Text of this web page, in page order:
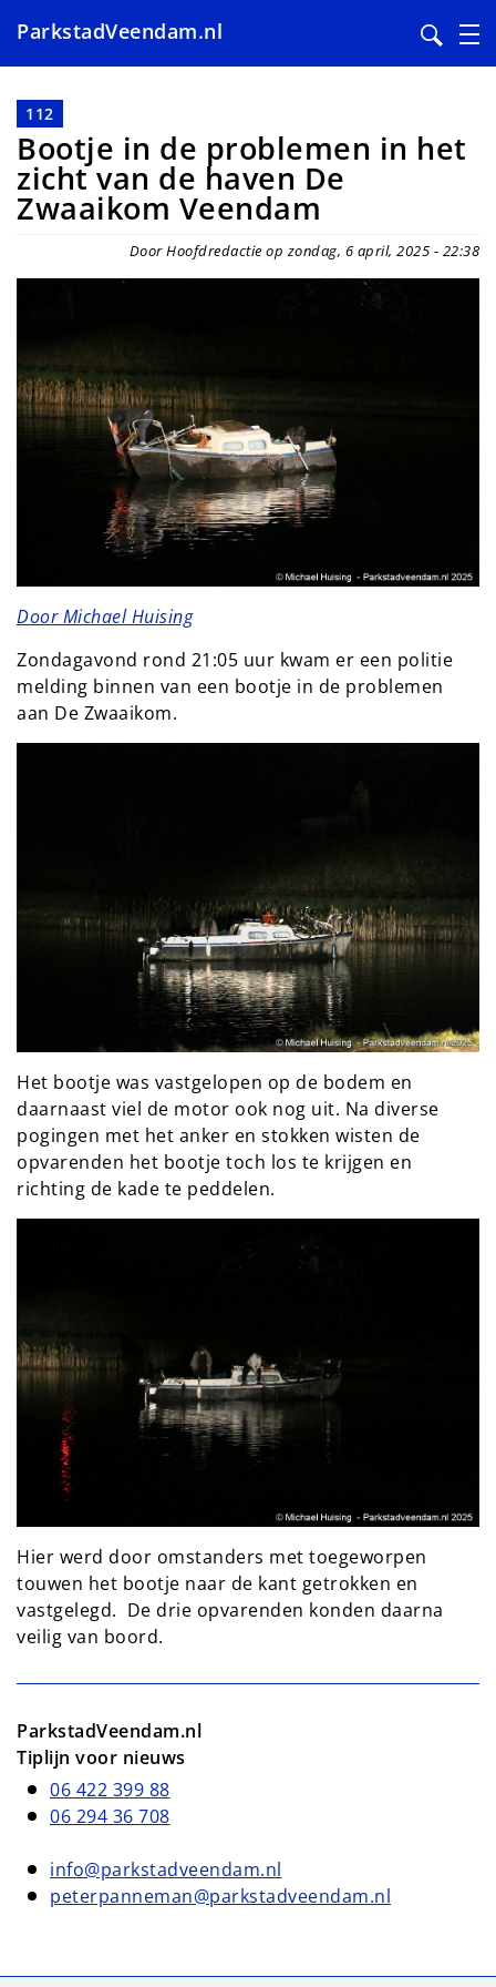
en
naar
de
inhoud
gaan
ParkstadVeendam.nl
112
Bootje in de problemen in het
zicht van de haven De
Zwaaikom Veendam
Door Hoofdredactie op zondag, 6 april, 2025 - 22:38
Door Michael Huising
Zondagavond rond 21:05 uur kwam er een politie
melding binnen van een bootje in de problemen
aan De Zwaaikom.
Het bootje was vastgelopen op de bodem en
daarnaast viel de motor ook nog uit. Na diverse
pogingen met het anker en stokken wisten de
opvarenden het bootje toch los te krijgen en
richting de kade te peddelen.
Hier werd door omstanders met toegeworpen
touwen het bootje naar de kant getrokken en
vastgelegd. De drie opvarenden konden daarna
veilig van boord.
ParkstadVeendam.nl
Tiplijn voor nieuws
06 422 399 88
06 294 36 708
info@parkstadveendam.nl
peterpanneman@parkstadveendam.nl